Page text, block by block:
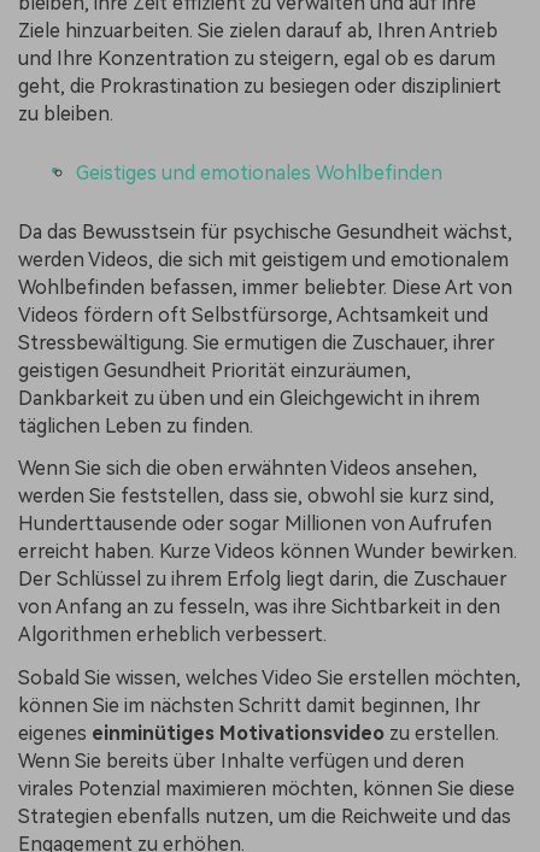
Ziele hinzuarbeiten. Sie zielen darauf ab, Ihren Antrieb
und Ihre Konzentration zu steigern, egal ob es darum
geht, die Prokrastination zu besiegen oder diszipliniert
zu bleiben.
Geistiges und emotionales Wohlbefinden
Da das Bewusstsein für psychische Gesundheit wächst,
werden Videos, die sich mit geistigem und emotionalem
Wohlbefinden befassen, immer beliebter. Diese Art von
Videos fördern oft Selbstfürsorge, Achtsamkeit und
Stressbewältigung. Sie ermutigen die Zuschauer, ihrer
geistigen Gesundheit Priorität einzuräumen,
Dankbarkeit zu üben und ein Gleichgewicht in ihrem
täglichen Leben zu finden.
Wenn Sie sich die oben erwähnten Videos ansehen,
werden Sie feststellen, dass sie, obwohl sie kurz sind,
Hunderttausende oder sogar Millionen von Aufrufen
erreicht haben. Kurze Videos können Wunder bewirken.
Der Schlüssel zu ihrem Erfolg liegt darin, die Zuschauer
von Anfang an zu fesseln, was ihre Sichtbarkeit in den
Algorithmen erheblich verbessert.
Sobald Sie wissen, welches Video Sie erstellen möchten,
können Sie im nächsten Schritt damit beginnen, Ihr
eigenes einminütiges Motivationsvideo zu erstellen.
Wenn Sie bereits über Inhalte verfügen und deren
virales Potenzial maximieren möchten, können Sie diese
Strategien ebenfalls nutzen, um die Reichweite und das
Engagement zu erhöhen.